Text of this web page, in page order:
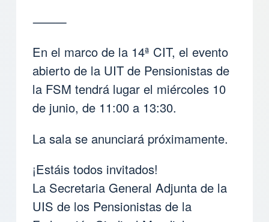
⸻
En el marco de la 14ª CIT, el evento
abierto de la UIT de Pensionistas de
la FSM tendrá lugar el miércoles 10
de junio, de 11:00 a 13:30.
La sala se anunciará próximamente.
¡Estáis todos invitados!
La Secretaria General Adjunta de la
UIS de los Pensionistas de la